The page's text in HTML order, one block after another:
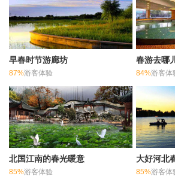
早春时节游廊坊
87%游客体验
春游去哪
84%游客体
北国江南的春光暖意
85%游客体验
大好河北
85%游客体